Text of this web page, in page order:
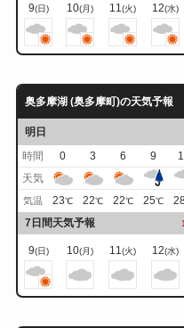
9(日) 10(月) 11 (火) 12(水)
奥多摩湖 (奥多摩町)の天気予報
明日
時間
0 3 6 9
天気
気温 23℃ 22℃ 22℃ 25℃
7日間天気予報
9(日) 10(月) 11(火) 12(水)